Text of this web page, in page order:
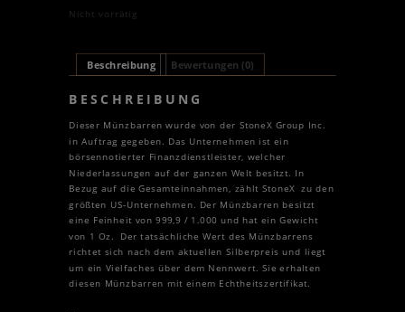
Nicht vorrätig
Beschreibung Bewertungen (0)
BESCHREIBUNG
Dieser Münzbarren wurde von der StoneX Group Inc.
in Auftrag gegeben. Das Unternehmen ist ein
börsennotierter Finanzdienstleister, welcher
Niederlassungen auf der ganzen Welt besitzt. In
Bezug auf die Gesamteinnahmen, zählt StoneX zu den
größten US-Unternehmen. Der Münzbarren besitzt
eine Feinheit von 999,9 / 1.000 und hat ein Gewicht
von 1 Oz. Der tatsächliche Wert des Münzbarrens
richtet sich nach dem aktuellen Silberpreis und liegt
um ein Vielfaches über dem Nennwert. Sie erhalten
diesen Münzbarren mit einem Echtheitszertifikat.